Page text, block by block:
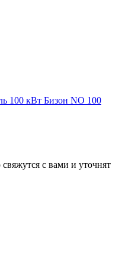
100 кВт Бизон NО 100
с вами и уточнят